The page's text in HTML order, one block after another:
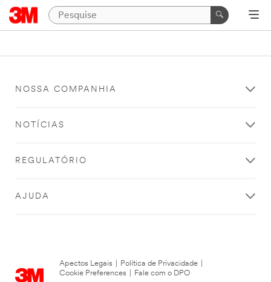
NOSSA COMPANHIA
NOTÍCIAS
REGULATÓRIO
AJUDA
Apectos Legais Política de Privacidade
Cookie Preferences
Fale com o DPO